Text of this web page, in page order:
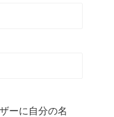
ーに自分の名